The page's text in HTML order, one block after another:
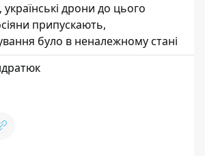
українські дрони до цього
припускають,
було в неналежному стані